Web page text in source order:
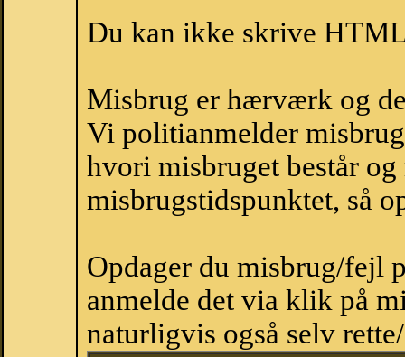
Du kan ikke skrive
Misbrug er hærværk og
Vi politianmelder
hvori misbruget består
misbrugstidspunktet, så
Opdager du misbrug/fejl
anmelde det via klik på
naturligvis også selv